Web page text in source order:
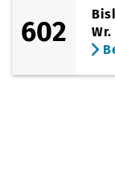
602
Wr.